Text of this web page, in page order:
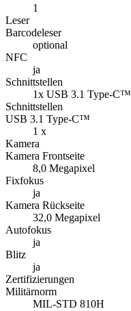
1
Leser
Barcodeleser
optional
NFC
ja
Schnittstellen
1x USB 3.1 Type-C™
Schnittstellen
USB 3.1 Type-C™
1 x
Kamera
Kamera Frontseite
8,0 Megapixel
Fixfokus
ja
Kamera Rückseite
32,0 Megapixel
Autofokus
ja
Blitz
ja
Zertifizierungen
Militärnorm
MIL-STD 810H